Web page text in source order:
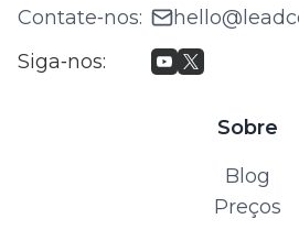
Contate‑nos:
Siga‑nos:
Sobre
Blog
Preços